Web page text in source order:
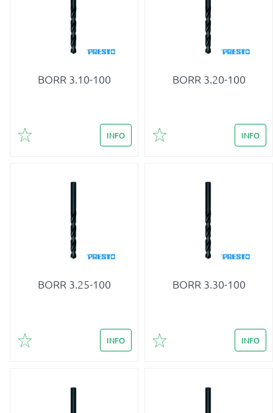
BORR 3.10-100
Lägg till i favoriter
INFO
BORR 3.20-100
Lägg till i favoriter
INFO
BORR 3.25-100
Lägg till i favoriter
INFO
BORR 3.30-100
Lägg till i favoriter
INFO